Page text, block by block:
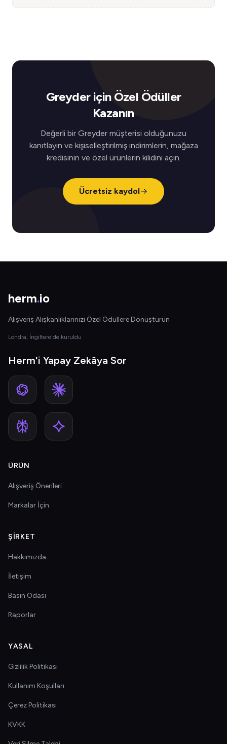
Greyder için Özel Ödüller
Kazanın
Değerli bir Greyder müşterisi olduğunuzu
kanıtlayın ve kişiselleştirilmiş indirimlerin, mağaza
kredisinin ve özel ürünlerin kilidini açın.
Ücretsiz kaydol
herm.io
Alışveriş Alışkanlıklarınızı Özel Ödüllere Dönüştürün
Londra, İngiltere'de kuruldu
Herm'i Yapay Zekâya Sor
ÜRÜN
Alışveriş Önerileri
Markalar İçin
ŞIRKET
Hakkımızda
İletişim
Basın Odası
Raporlar
YASAL
Gizlilik Politikası
Kullanım Koşulları
Çerez Politikası
KVKK